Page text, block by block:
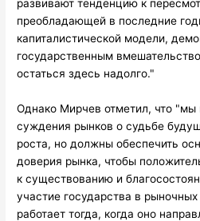
развивают тенденцию к
преобладающей в последние
капиталистической модели,
государственным
остаться здесь надолго."
Однако Мирчев отметил, что
суждения рынков о судьбе
роста, но должны обеспечить
доверия рынка, чтобы
к существованию и
участие государства в
работает тогда, когда оно